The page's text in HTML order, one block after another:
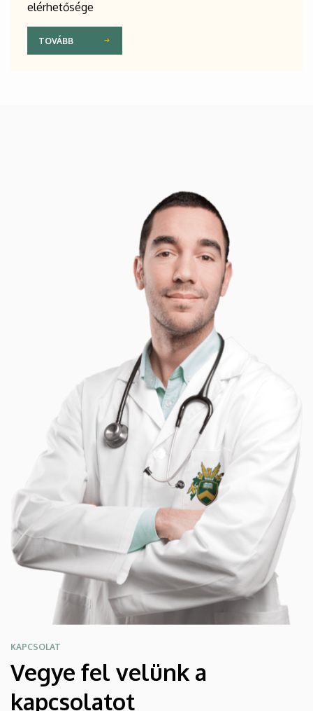
elérhetősége
TOVÁBB
KAPCSOLAT
Vegye fel velünk a
kapcsolatot